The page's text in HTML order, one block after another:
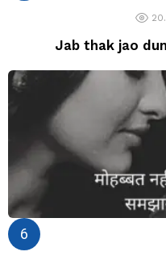
Jab thak jao